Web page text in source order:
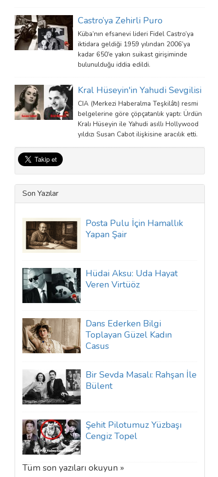
Castro’ya Zehirli Puro
Küba’nın efsanevi lideri Fidel Castro’ya
iktidara geldiği 1959 yılından 2006’ya
kadar 650’e yakın suikast girişiminde
bulunulduğu iddia edildi.
Kral Hüseyin'in Yahudi Sevgilisi
CIA (Merkezi Haberalma Teşkilâtı) resmi
belgelerine göre çöpçatanlık yaptı: Ürdün
Kralı Hüseyin ile Yahudi asıllı Hollywood
yıldızı Susan Cabot ilişkisine aracılık etti.
Son Yazılar
Posta Pulu İçin Hamallık
Yapan Şair
Hüdai Aksu: Uda Hayat
Veren Virtüöz
Dans Ederken Bilgi
Toplayan Güzel Kadın
Casus
Bir Sevda Masalı: Rahşan İle
Bülent
Şehit Pilotumuz Yüzbaşı
Cengiz Topel
Tüm son yazıları okuyun »